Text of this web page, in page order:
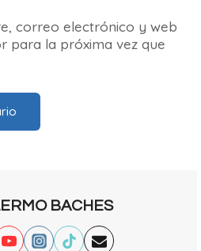
correo electrónico y web
para la próxima vez que
BACHES